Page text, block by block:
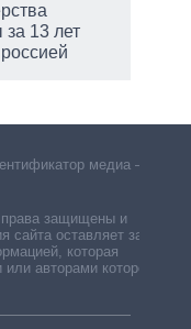
13 лет
медиа –
защищены и
сайта оставляет за
которая
авторами которой